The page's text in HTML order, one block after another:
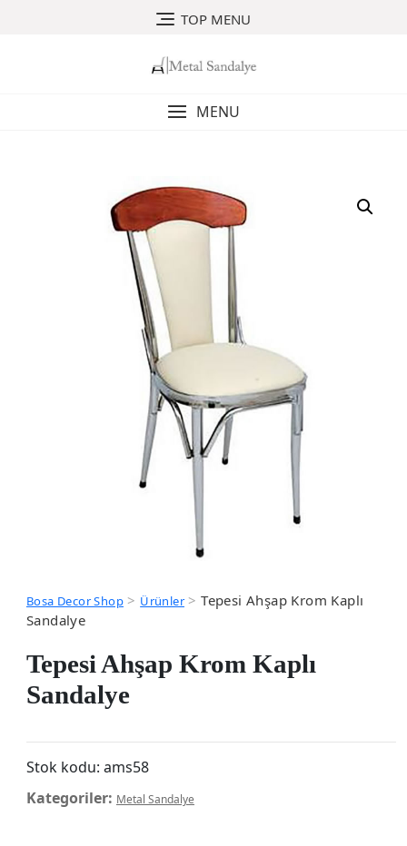
TOP MENU
MENU
Bosa Decor Shop> Ürünler>Tepesi Ahşap Krom Kaplı
Sandalye
Tepesi Ahşap Krom Kaplı
Sandalye
Stok kodu: ams58
Kategoriler: Metal Sandalye